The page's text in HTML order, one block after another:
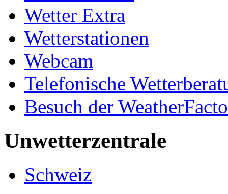
Wetter Extra
Wetterstationen
Webcam
Telefonische
Besuch der
Unwetterzentrale
Schweiz